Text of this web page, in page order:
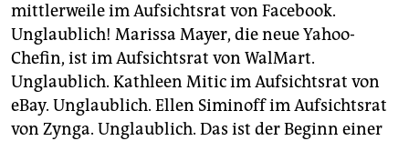
mittlerweile im Aufsichtsrat von Facebook.
Unglaublich! Marissa Mayer, die neue Yahoo-
Chefin, ist im Aufsichtsrat von WalMart.
Unglaublich. Kathleen Mitic im Aufsichtsrat von
eBay. Unglaublich. Ellen Siminoff im Aufsichtsrat
von Zynga. Unglaublich. Das ist der Beginn einer